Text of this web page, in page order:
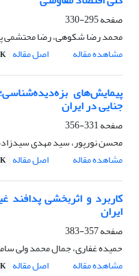
صفحه295-330
محمد رضا شکوهی، رضا محتشمی
مشاهده مقاله
اصل مقاله
پیمایش‌های
جنایی در ایران
صفحه331-356
محسن نورپور، سید مهدی
مشاهده مقاله
اصل مقاله
کاربرد و اثربخشی پدافند
ایران
صفحه357-383
حمیده غفاری، جمال محمد ولی
مشاهده مقاله
اصل مقاله